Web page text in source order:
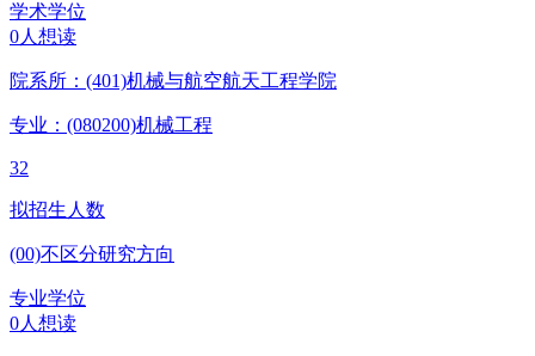
学术学位
0人想读
院系所：(401)机械与航空航天工程学院
专业：(080200)机械工程
32
拟招生人数
(00)不区分研究方向
专业学位
0人想读